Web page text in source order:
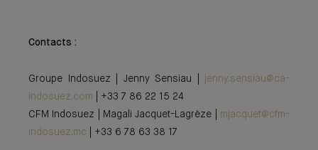
Contacts :
Groupe Indosuez | Jenny Sensiau | jenny.sensiau@ca-
indosuez.com | +33 7 86 22 15 24
CFM Indosuez | Magali Jacquet-Lagrèze | mjacquet@cfm-
indosuez.mc | +33 6 78 63 38 17